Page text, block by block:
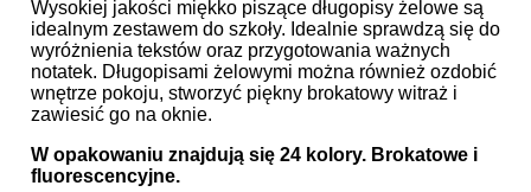
Wysokiej jakości miękko piszące długopisy żelowe są
idealnym zestawem do szkoły. Idealnie sprawdzą się do
wyróżnienia tekstów oraz przygotowania ważnych
notatek. Długopisami żelowymi można również ozdobić
wnętrze pokoju, stworzyć piękny brokatowy witraż i
zawiesić go na oknie.
W opakowaniu znajdują się 24 kolory. Brokatowe i
fluorescencyjne.